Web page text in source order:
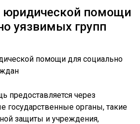
юридической помощи
уязвимых групп
предоставляется через
государственные органы, такие
защиты и учреждения,